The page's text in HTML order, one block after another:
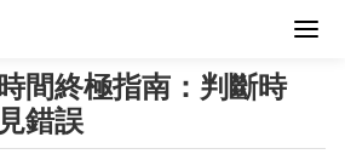
間終極指南：判斷時
錯誤